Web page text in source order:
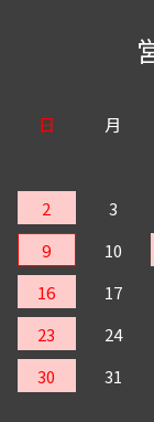
日 月
2
3
9
10
16
17
23
24
30
31